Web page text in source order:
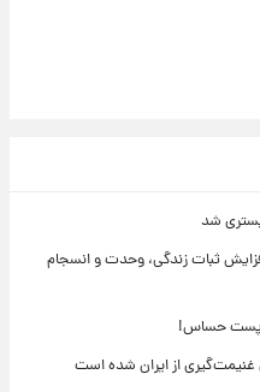
شد
ثبات زندگی، وحدت و انسجام
پست حساس!
از ایران شده است